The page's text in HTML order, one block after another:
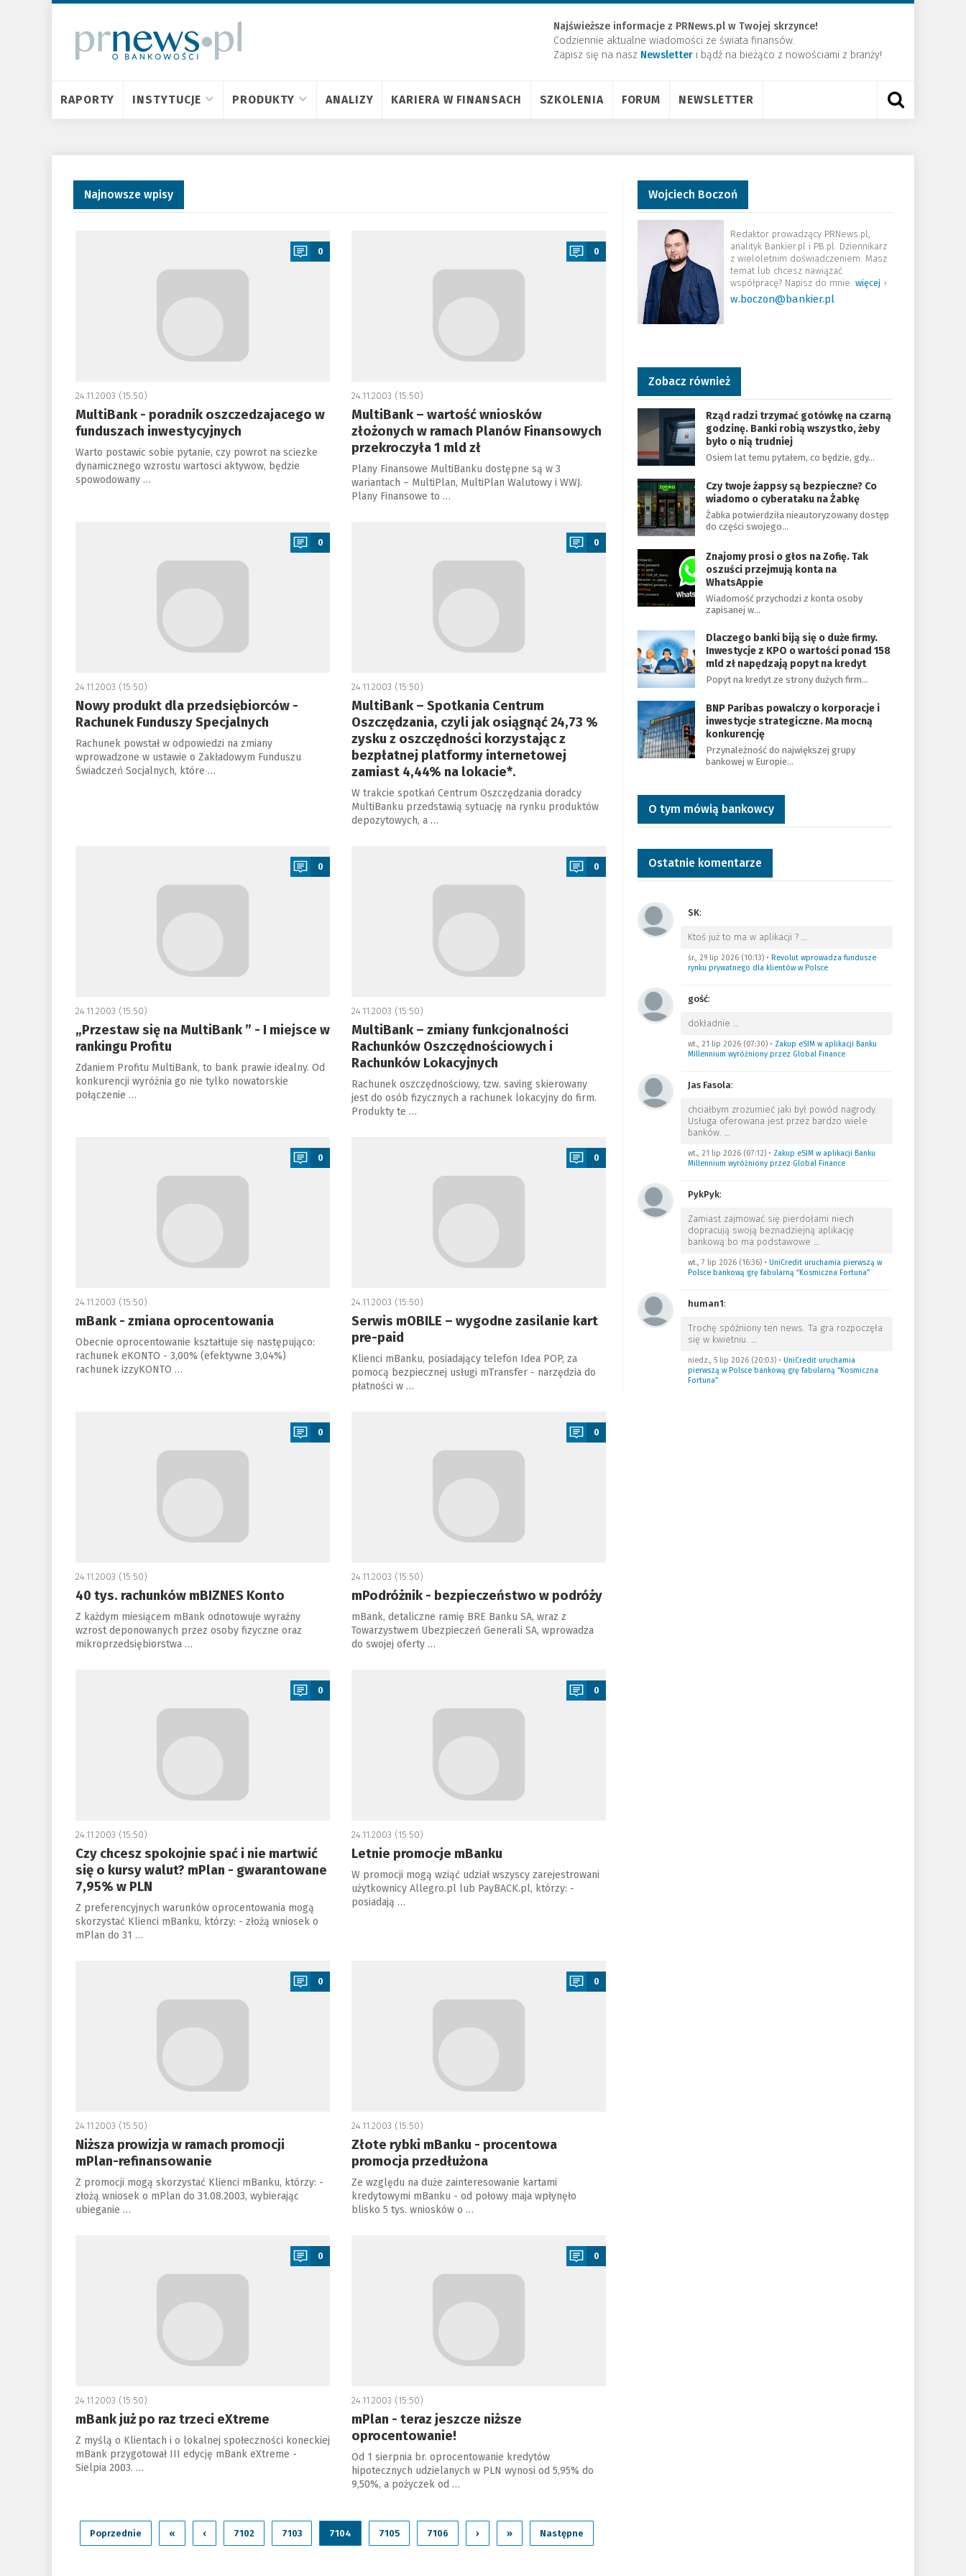
Najświeższe informacje z PRNews.pl w Twojej skrzynce!
Codziennie aktualne wiadomości ze świata finansów.
Zapisz się na nasz Newsletter ​i bądź na bieżąco z nowościami z branży!
RAPORTY INSTYTUCJE PRODUKTY ANALIZY KARIERA W FINANSACH SZKOLENIA FORUM NEWSLETTER
Najnowsze wpisy
0
24.11.2003 (15:50)
MultiBank - poradnik oszczedzajacego w
funduszach inwestycyjnych
Warto postawic sobie pytanie, czy powrot na sciezke
dynamicznego wzrostu wartosci aktywow, będzie
spowodowany …
0
24.11.2003 (15:50)
MultiBank – wartość wniosków
złożonych w ramach Planów Finansowych
przekroczyła 1 mld zł
Plany Finansowe MultiBanku dostępne są w 3
wariantach – MultiPlan, MultiPlan Walutowy i WWJ.
Plany Finansowe to …
0
24.11.2003 (15:50)
Nowy produkt dla przedsiębiorców -
Rachunek Funduszy Specjalnych
Rachunek powstał w odpowiedzi na zmiany
wprowadzone w ustawie o Zakładowym Funduszu
Świadczeń Socjalnych, które …
0
24.11.2003 (15:50)
MultiBank – Spotkania Centrum
Oszczędzania, czyli jak osiągnąć 24,73 %
zysku z oszczędności korzystając z
bezpłatnej platformy internetowej
zamiast 4,44% na lokacie*.
W trakcie spotkań Centrum Oszczędzania doradcy
MultiBanku przedstawią sytuację na rynku produktów
depozytowych, a …
0
24.11.2003 (15:50)
„Przestaw się na MultiBank ” - I miejsce w
rankingu Profitu
Zdaniem Profitu MultiBank, to bank prawie idealny. Od
konkurencji wyróżnia go nie tylko nowatorskie
połączenie …
0
24.11.2003 (15:50)
MultiBank – zmiany funkcjonalności
Rachunków Oszczędnościowych i
Rachunków Lokacyjnych
Rachunek oszczędnościowy, tzw. saving skierowany
jest do osób fizycznych a rachunek lokacyjny do firm.
Produkty te …
0
24.11.2003 (15:50)
mBank - zmiana oprocentowania
Obecnie oprocentowanie kształtuje się następująco:
rachunek eKONTO - 3,00% (efektywne 3,04%)
rachunek izzyKONTO …
0
24.11.2003 (15:50)
Serwis mOBILE – wygodne zasilanie kart
pre-paid
Klienci mBanku, posiadający telefon Idea POP, za
pomocą bezpiecznej usługi mTransfer - narzędzia do
płatności w …
0
24.11.2003 (15:50)
40 tys. rachunków mBIZNES Konto
Z każdym miesiącem mBank odnotowuje wyraźny
wzrost deponowanych przez osoby fizyczne oraz
mikroprzedsiębiorstwa …
0
24.11.2003 (15:50)
mPodróżnik - bezpieczeństwo w podróży
mBank, detaliczne ramię BRE Banku SA, wraz z
Towarzystwem Ubezpieczeń Generali SA, wprowadza
do swojej oferty …
0
24.11.2003 (15:50)
Czy chcesz spokojnie spać i nie martwić
się o kursy walut? mPlan - gwarantowane
7,95% w PLN
Z preferencyjnych warunków oprocentowania mogą
skorzystać Klienci mBanku, którzy: - złożą wniosek o
mPlan do 31 …
0
24.11.2003 (15:50)
Letnie promocje mBanku
W promocji mogą wziąć udział wszyscy zarejestrowani
użytkownicy Allegro.pl lub PayBACK.pl, którzy: -
posiadają …
0
24.11.2003 (15:50)
Niższa prowizja w ramach promocji
mPlan-refinansowanie
Z promocji mogą skorzystać Klienci mBanku, którzy: -
złożą wniosek o mPlan do 31.08.2003, wybierając
ubieganie …
0
24.11.2003 (15:50)
Złote rybki mBanku - procentowa
promocja przedłużona
Ze względu na duże zainteresowanie kartami
kredytowymi mBanku - od połowy maja wpłynęło
blisko 5 tys. wniosków o …
0
24.11.2003 (15:50)
mBank już po raz trzeci eXtreme
Z myślą o Klientach i o lokalnej społeczności koneckiej
mBank przygotował III edycję mBank eXtreme -
Sielpia 2003. …
0
24.11.2003 (15:50)
mPlan - teraz jeszcze niższe
oprocentowanie!
Od 1 sierpnia br. oprocentowanie kredytów
hipotecznych udzielanych w PLN wynosi od 5,95% do
9,50%, a pożyczek od …
Poprzednie « ‹ 7102 7103 7104 7105 7106 › » Następne
Wojciech Boczoń
Redaktor prowadzący PRNews.pl,
analityk Bankier.pl i PB.pl. Dziennikarz
z wieloletnim doświadczeniem. Masz
temat lub chcesz nawiązać
współpracę? Napisz do mnie. więcej ›
w.boczon@bankier.pl
Zobacz również
Rząd radzi trzymać gotówkę na czarną
godzinę. Banki robią wszystko, żeby
było o nią trudniej
Osiem lat temu pytałem, co będzie, gdy…
Czy twoje żappsy są bezpieczne? Co
wiadomo o cyberataku na Żabkę
Żabka potwierdziła nieautoryzowany dostęp
do części swojego…
Znajomy prosi o głos na Zofię. Tak
oszuści przejmują konta na
WhatsAppie
Wiadomość przychodzi z konta osoby
zapisanej w…
Dlaczego banki biją się o duże firmy.
Inwestycje z KPO o wartości ponad 158
mld zł napędzają popyt na kredyt
Popyt na kredyt ze strony dużych firm…
BNP Paribas powalczy o korporacje i
inwestycje strategiczne. Ma mocną
konkurencję
Przynależność do największej grupy
bankowej w Europie…
O tym mówią bankowcy
Ostatnie komentarze
SK:
Ktoś już to ma w aplikacji ?
śr., 29 lip 2026 (10:13)• Revolut wprowadza fundusze
rynku prywatnego dla klientów w Polsce
gość:
dokładnie
wt., 21 lip 2026 (07:30)• Zakup eSIM w aplikacji Banku
Millennium wyróżniony przez Global Finance
Jas Fasola:
chciałbym zrozumieć jaki był powód nagrody.
Usługa oferowana jest przez bardzo wiele
banków.
wt., 21 lip 2026 (07:12)• Zakup eSIM w aplikacji Banku
Millennium wyróżniony przez Global Finance
PykPyk:
Zamiast zajmować się pierdołami niech
dopracują swoją beznadziejną aplikację
bankową bo ma podstawowe
wt., 7 lip 2026 (16:36)• UniCredit uruchamia pierwszą w
Polsce bankową grę fabularną “Kosmiczna Fortuna”
human1:
Trochę spóźniony ten news. Ta gra rozpoczęła
się w kwietniu.
niedz., 5 lip 2026 (20:03)• UniCredit uruchamia
pierwszą w Polsce bankową grę fabularną “Kosmiczna
Fortuna”